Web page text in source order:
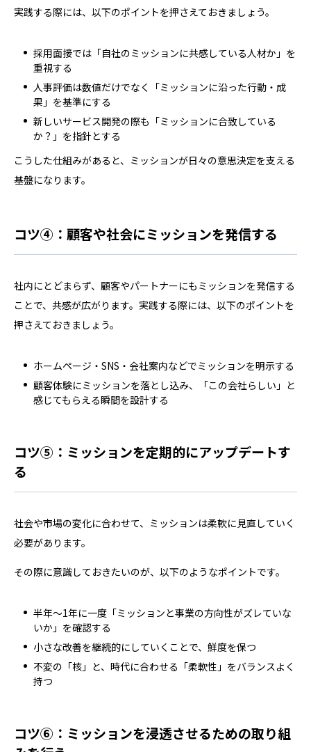
実践する際には、以下のポイントを押さえておきましょう。
採用面接では「自社のミッションに共感している人材か」を
重視する
人事評価は数値だけでなく「ミッションに沿った行動・成
果」を基準にする
新しいサービス開発の際も「ミッションに合致している
か？」を指針とする
こうした仕組みがあると、ミッションが日々の意思決定を支える
基盤になります。
コツ④：顧客や社会にミッションを発信する
社内にとどまらず、顧客やパートナーにもミッションを発信する
ことで、共感が広がります。実践する際には、以下のポイントを
押さえておきましょう。
ホームページ・SNS・会社案内などでミッションを明示する
顧客体験にミッションを落とし込み、「この会社らしい」と
感じてもらえる瞬間を設計する
コツ⑤：ミッションを定期的にアップデートす
る
社会や市場の変化に合わせて、ミッションは柔軟に見直していく
必要があります。
その際に意識しておきたいのが、以下のようなポイントです。
半年〜1年に一度「ミッションと事業の方向性がズレていな
いか」を確認する
小さな改善を継続的にしていくことで、鮮度を保つ
不変の「核」と、時代に合わせる「柔軟性」をバランスよく
持つ
コツ⑥：ミッションを浸透させるための取り組